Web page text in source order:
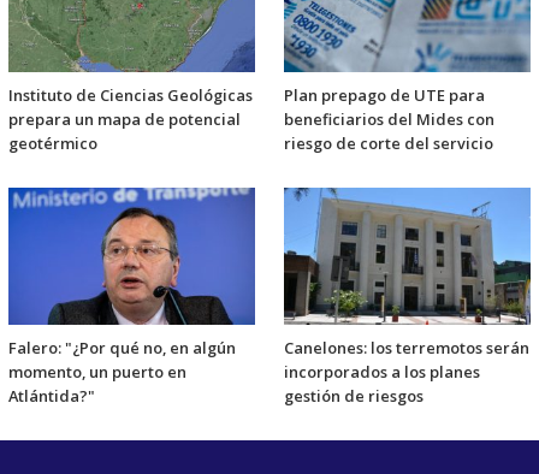
Instituto de Ciencias Geológicas
prepara un mapa de potencial
geotérmico
Plan prepago de UTE para
beneficiarios del Mides con
riesgo de corte del servicio
Falero: "¿Por qué no, en algún
momento, un puerto en
Atlántida?"
Canelones: los terremotos serán
incorporados a los planes
gestión de riesgos